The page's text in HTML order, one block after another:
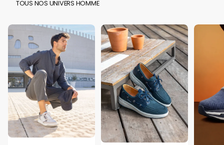
TOUS NOS UNIVERS HOMME